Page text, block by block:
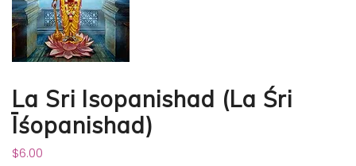
La Sri Isopanishad (La Śri
Īśopanishad)
$6.00